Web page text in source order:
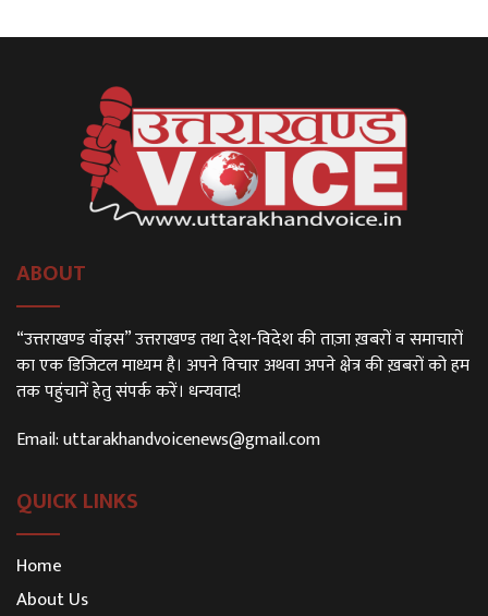
ABOUT
“उत्तराखण्ड वॉइस” उत्तराखण्ड तथा देश-विदेश की ताज़ा ख़बरों व समाचारों
का एक डिजिटल माध्यम है। अपने विचार अथवा अपने क्षेत्र की ख़बरों को हम
तक पहुंचानें हेतु संपर्क करें। धन्यवाद!
Email:uttarakhandvoicenews@gmail.com
QUICK LINKS
Home
About Us